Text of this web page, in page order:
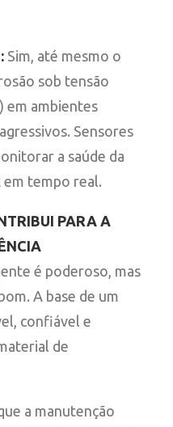
Sim, até mesmo o
sob tensão
) em ambientes
Sensores
a saúde da
em tempo real.
PARA A
é poderoso, mas
A base de um
confiável e
de
a manutenção